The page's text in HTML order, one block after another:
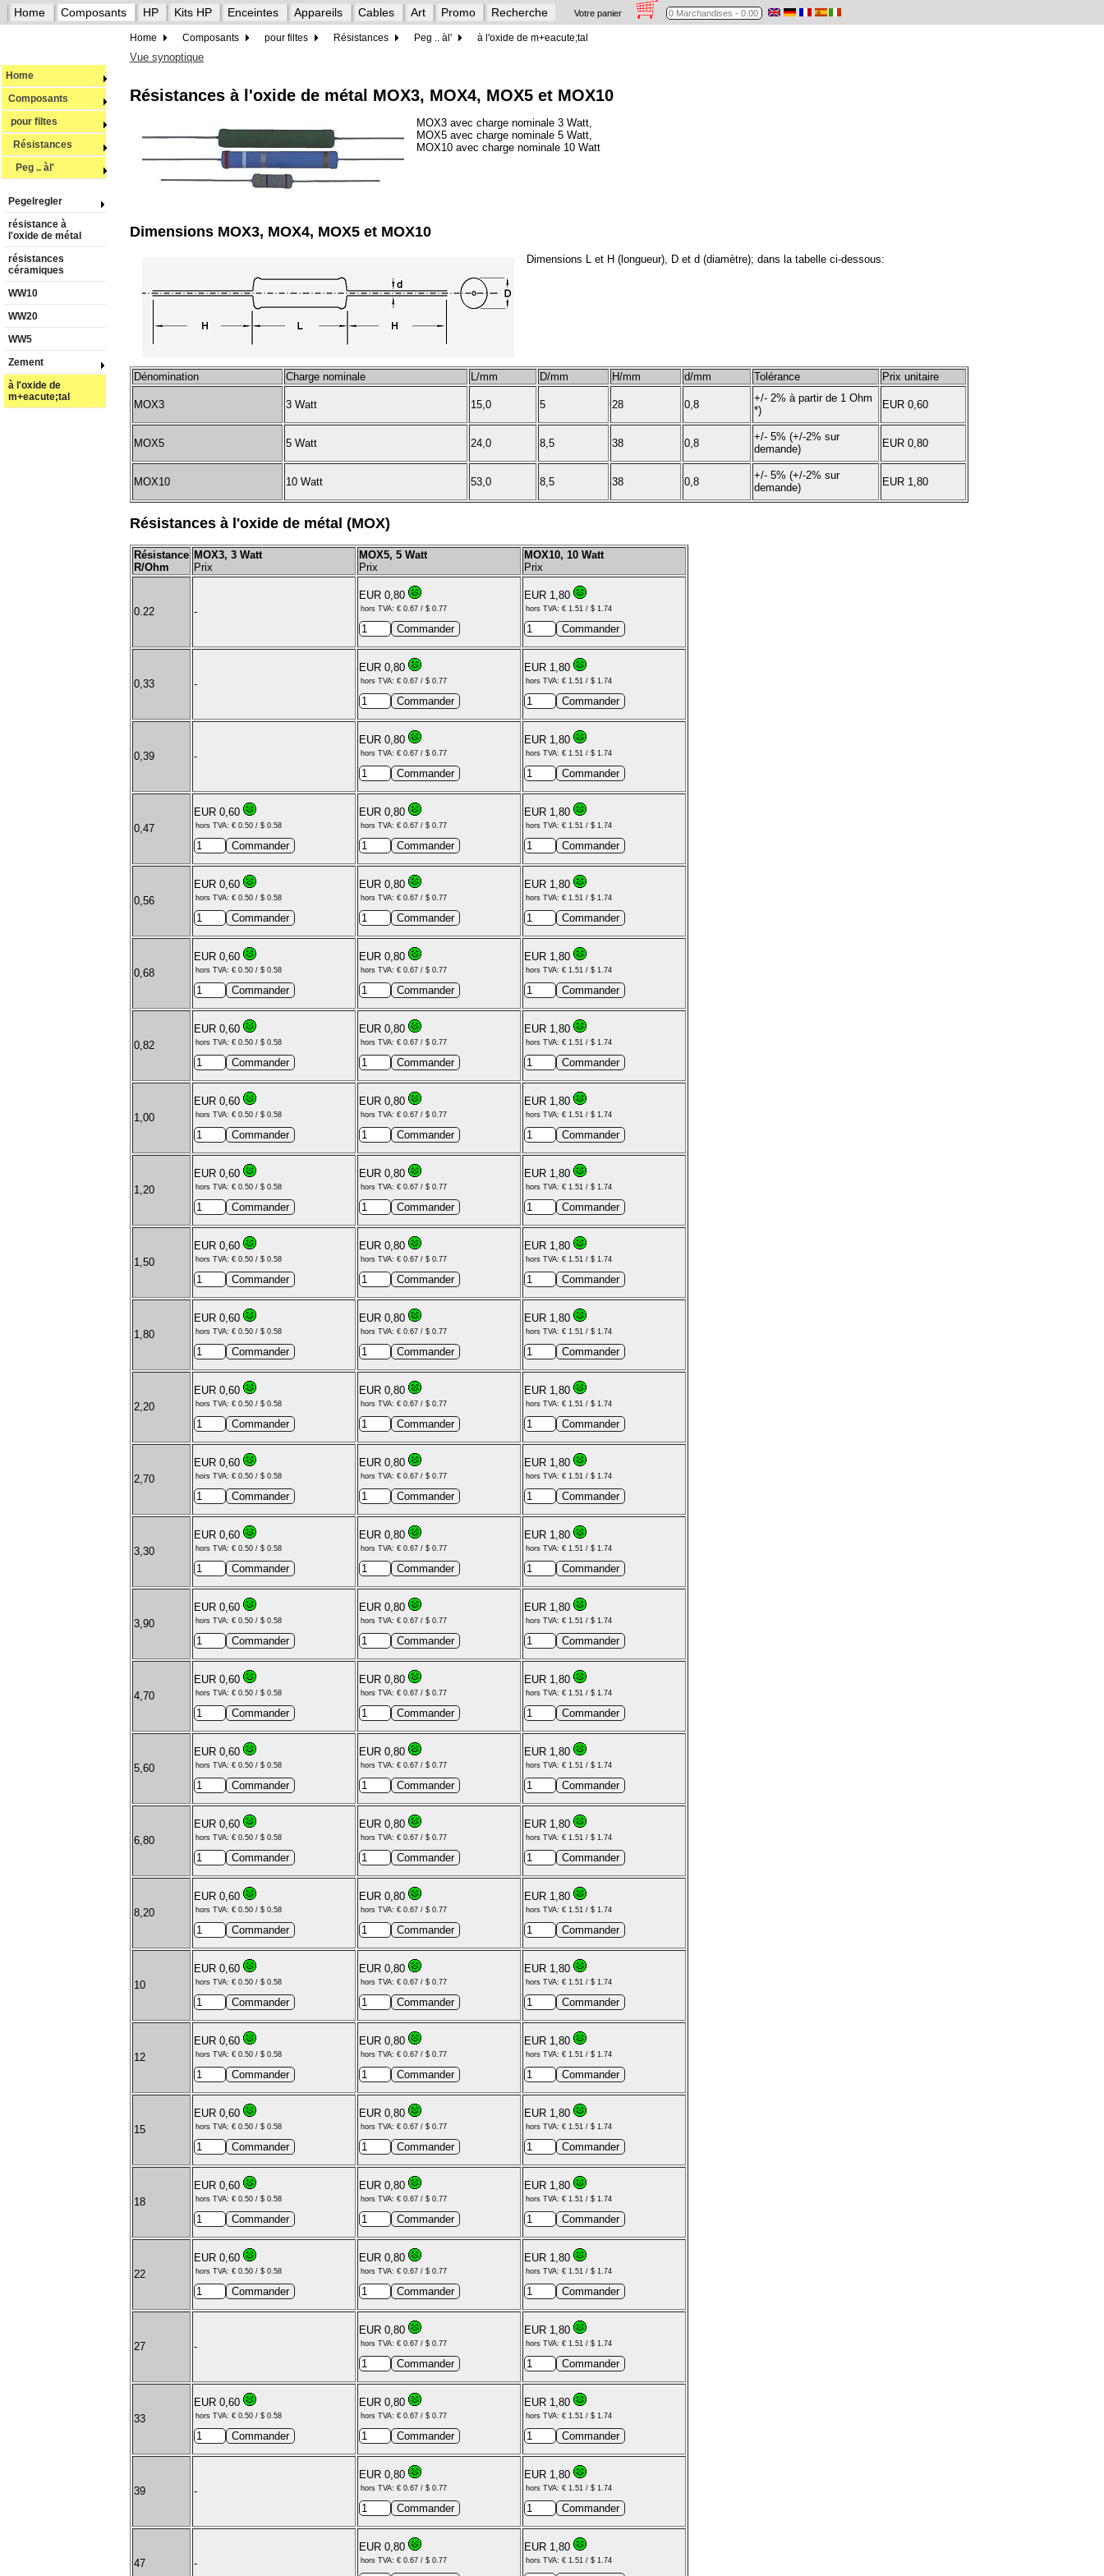
Home Composants HP Kits HP Enceintes Appareils Cables Art Promo Recherche Votre panier
Home Composants pour filtes Résistances Peg .. àl' à l'oxide de m+eacute;tal
Home
Composants
pour filtes
Résistances
Peg .. àl'
Pegelregler
résistance à
l'oxide de métal
résistances
céramiques
WW10
WW20
WW5
Zement
à l'oxide de
m+eacute;tal
Vue synoptique
Résistances à l'oxide de métal MOX3, MOX4, MOX5 et MOX10
MOX3 avec charge nominale 3 Watt,
MOX5 avec charge nominale 5 Watt,
MOX10 avec charge nominale 10 Watt
Dimensions MOX3, MOX4, MOX5 et MOX10
Dimensions L et H (longueur), D et d (diamètre); dans la tabelle ci-dessous:
Dénomination Charge nominale L/mm D/mm H/mm d/mm Tolérance Prix unitaire
MOX3 3 Watt 15,0 5 28 0,8
+/- 2% à partir de 1 Ohm
*)
EUR 0,60
MOX5 5 Watt 24,0 8,5 38 0,8
+/- 5% (+/-2% sur
demande)
EUR 0,80
MOX10 10 Watt 53,0 8,5 38 0,8
+/- 5% (+/-2% sur
demande)
EUR 1,80
Résistances à l'oxide de métal (MOX)
Résistance
R/Ohm
MOX3, 3 Watt
Prix
MOX5, 5 Watt
Prix
MOX10, 10 Watt
Prix
0.22 -
EUR 0,80
hors TVA: € 0.67 / $ 0.77
EUR 1,80
hors TVA: € 1.51 / $ 1.74
0,33 -
EUR 0,80
hors TVA: € 0.67 / $ 0.77
EUR 1,80
hors TVA: € 1.51 / $ 1.74
0,39 -
EUR 0,80
hors TVA: € 0.67 / $ 0.77
EUR 1,80
hors TVA: € 1.51 / $ 1.74
0,47
EUR 0,60
hors TVA: € 0.50 / $ 0.58
EUR 0,80
hors TVA: € 0.67 / $ 0.77
EUR 1,80
hors TVA: € 1.51 / $ 1.74
0,56
EUR 0,60
hors TVA: € 0.50 / $ 0.58
EUR 0,80
hors TVA: € 0.67 / $ 0.77
EUR 1,80
hors TVA: € 1.51 / $ 1.74
0,68
EUR 0,60
hors TVA: € 0.50 / $ 0.58
EUR 0,80
hors TVA: € 0.67 / $ 0.77
EUR 1,80
hors TVA: € 1.51 / $ 1.74
0,82
EUR 0,60
hors TVA: € 0.50 / $ 0.58
EUR 0,80
hors TVA: € 0.67 / $ 0.77
EUR 1,80
hors TVA: € 1.51 / $ 1.74
1,00
EUR 0,60
hors TVA: € 0.50 / $ 0.58
EUR 0,80
hors TVA: € 0.67 / $ 0.77
EUR 1,80
hors TVA: € 1.51 / $ 1.74
1,20
EUR 0,60
hors TVA: € 0.50 / $ 0.58
EUR 0,80
hors TVA: € 0.67 / $ 0.77
EUR 1,80
hors TVA: € 1.51 / $ 1.74
1,50
EUR 0,60
hors TVA: € 0.50 / $ 0.58
EUR 0,80
hors TVA: € 0.67 / $ 0.77
EUR 1,80
hors TVA: € 1.51 / $ 1.74
1,80
EUR 0,60
hors TVA: € 0.50 / $ 0.58
EUR 0,80
hors TVA: € 0.67 / $ 0.77
EUR 1,80
hors TVA: € 1.51 / $ 1.74
2,20
EUR 0,60
hors TVA: € 0.50 / $ 0.58
EUR 0,80
hors TVA: € 0.67 / $ 0.77
EUR 1,80
hors TVA: € 1.51 / $ 1.74
2,70
EUR 0,60
hors TVA: € 0.50 / $ 0.58
EUR 0,80
hors TVA: € 0.67 / $ 0.77
EUR 1,80
hors TVA: € 1.51 / $ 1.74
3,30
EUR 0,60
hors TVA: € 0.50 / $ 0.58
EUR 0,80
hors TVA: € 0.67 / $ 0.77
EUR 1,80
hors TVA: € 1.51 / $ 1.74
3,90
EUR 0,60
hors TVA: € 0.50 / $ 0.58
EUR 0,80
hors TVA: € 0.67 / $ 0.77
EUR 1,80
hors TVA: € 1.51 / $ 1.74
4,70
EUR 0,60
hors TVA: € 0.50 / $ 0.58
EUR 0,80
hors TVA: € 0.67 / $ 0.77
EUR 1,80
hors TVA: € 1.51 / $ 1.74
5,60
EUR 0,60
hors TVA: € 0.50 / $ 0.58
EUR 0,80
hors TVA: € 0.67 / $ 0.77
EUR 1,80
hors TVA: € 1.51 / $ 1.74
6,80
EUR 0,60
hors TVA: € 0.50 / $ 0.58
EUR 0,80
hors TVA: € 0.67 / $ 0.77
EUR 1,80
hors TVA: € 1.51 / $ 1.74
8,20
EUR 0,60
hors TVA: € 0.50 / $ 0.58
EUR 0,80
hors TVA: € 0.67 / $ 0.77
EUR 1,80
hors TVA: € 1.51 / $ 1.74
10
EUR 0,60
hors TVA: € 0.50 / $ 0.58
EUR 0,80
hors TVA: € 0.67 / $ 0.77
EUR 1,80
hors TVA: € 1.51 / $ 1.74
12
EUR 0,60
hors TVA: € 0.50 / $ 0.58
EUR 0,80
hors TVA: € 0.67 / $ 0.77
EUR 1,80
hors TVA: € 1.51 / $ 1.74
15
EUR 0,60
hors TVA: € 0.50 / $ 0.58
EUR 0,80
hors TVA: € 0.67 / $ 0.77
EUR 1,80
hors TVA: € 1.51 / $ 1.74
18
EUR 0,60
hors TVA: € 0.50 / $ 0.58
EUR 0,80
hors TVA: € 0.67 / $ 0.77
EUR 1,80
hors TVA: € 1.51 / $ 1.74
22
EUR 0,60
hors TVA: € 0.50 / $ 0.58
EUR 0,80
hors TVA: € 0.67 / $ 0.77
EUR 1,80
hors TVA: € 1.51 / $ 1.74
27 -
EUR 0,80
hors TVA: € 0.67 / $ 0.77
EUR 1,80
hors TVA: € 1.51 / $ 1.74
33
EUR 0,60
hors TVA: € 0.50 / $ 0.58
EUR 0,80
hors TVA: € 0.67 / $ 0.77
EUR 1,80
hors TVA: € 1.51 / $ 1.74
39 -
EUR 0,80
hors TVA: € 0.67 / $ 0.77
EUR 1,80
hors TVA: € 1.51 / $ 1.74
47 -
EUR 0,80
hors TVA: € 0.67 / $ 0.77
EUR 1,80
hors TVA: € 1.51 / $ 1.74